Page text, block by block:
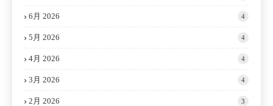
6月 2026 4
5月 2026 4
4月 2026 4
3月 2026 4
2月 2026 3